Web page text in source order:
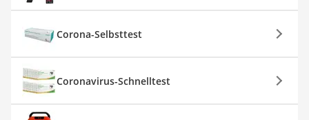
Corona-Selbsttest
Coronavirus-Schnelltest